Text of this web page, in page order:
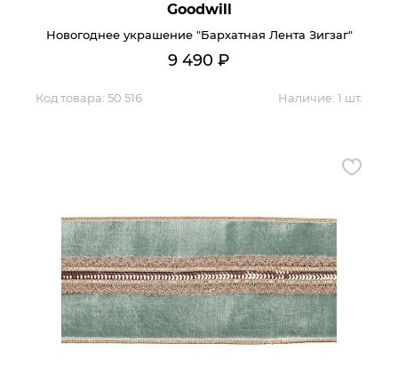
Goodwill
Новогоднее украшение "Бархатная Лента Зигзаг"
9 490 ₽
Код товара: 50 516 Наличие: 1 шт.